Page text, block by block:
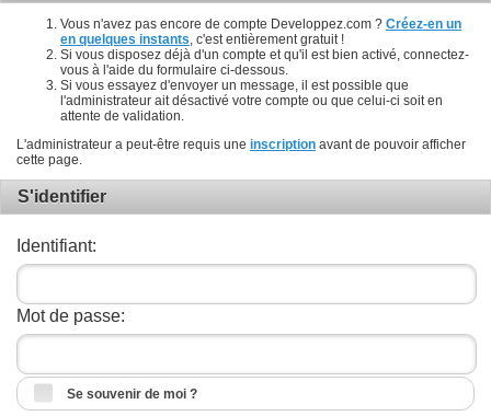
Vous n'avez pas encore de compte Developpez.com ? Créez-en un
en quelques instants , c'est entièrement gratuit !
Si vous disposez déjà d'un compte et qu'il est bien activé, connectez-
vous à l'aide du formulaire ci-dessous.
Si vous essayez d'envoyer un message, il est possible que
l'administrateur ait désactivé votre compte ou que celui-ci soit en
attente de validation.
L'administrateur a peut-être requis une inscription avant de pouvoir afficher
cette page.
S'identifier
Identifiant:
Mot de passe:
Se souvenir de moi ?